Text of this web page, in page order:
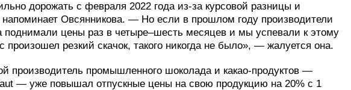
дорожать с февраля 2022 года из-за курсовой разницы и
Овсянникова. — Но если в прошлом году производители
цены раз в четыре–шесть месяцев и мы успевали к этому
произошел резкий скачок, такого никогда не было», — жалуется она.
производитель промышленного шоколада и какао-продуктов —
— уже повышал отпускные цены на свою продукцию на 20% с 1